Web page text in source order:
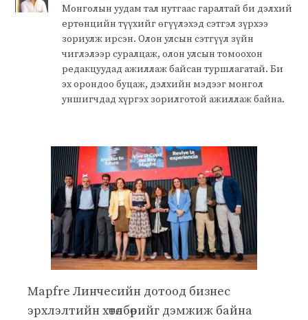
Монголын уудам тал нутгаас гаралтай би дэлхий
ертөнцийн түүхийг өгүүлэхэд сэтгэл зүрхээ
зориулж ирсэн. Олон улсын сэтгүүл зүйн
чиглэлээр суралцаж, олон улсын томоохон
редакцуудад ажиллаж байсан туршлагатай. Би
эх орондоо буцаж, дэлхийн мэдээг монгол
уншигчдад хүргэх зорилготой ажиллаж байна.
Mapfre Линчесийн дотоод бизнес
эрхлэлтийн хөтөлбөрийг дэмжиж байна